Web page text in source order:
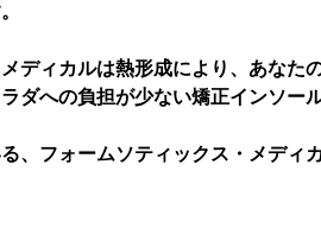
ディカルは熱形成により、あなた
ダへの負担が少ない矯正インソール
、フォームソティックス・メディ